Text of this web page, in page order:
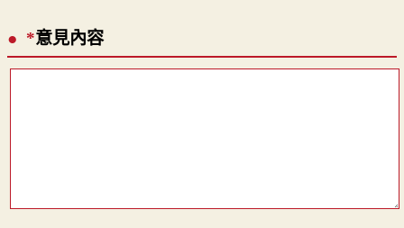
*意見內容